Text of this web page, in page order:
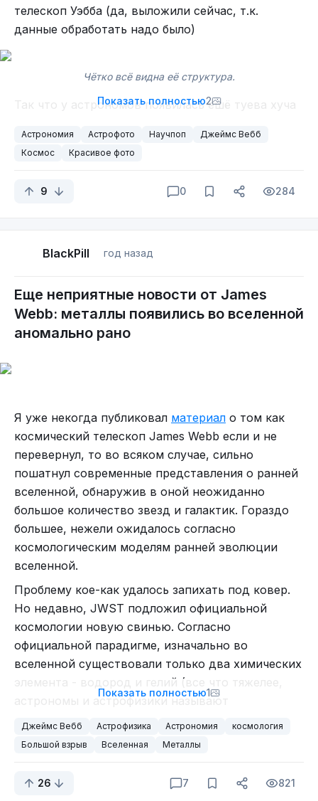
телескоп Уэбба (да, выложили сейчас, т.к.
данные обработать надо было)
Чётко всё видна её структура.
Так что у астрономов появилась ешё туева хуча
словом скучать им телескоп не даёт...
Показать полностью2
Астрономия Астрофото Научпоп
Джеймс Вебб
Космос
Красивое фото
9 0 284
BlackPill год назад
Еще неприятные новости от James
Webb: металлы появились во вселенной
аномально рано
Я уже некогда публиковал материал о том как
космический телескоп James Webb если и не
перевернул, то во всяком случае, сильно
пошатнул современные представления о ранней
вселенной, обнаружив в оной неожиданно
большое количество звезд и галактик. Гораздо
большее, нежели ожидалось согласно
космологическим моделям ранней эволюции
вселенной.
Проблему кое-как удалось запихать под ковер.
Но недавно, JWST подложил официальной
космологии новую свинью. Согласно
официальной парадигме, изначально во
вселенной существовали только два химических
элемента - водород и гелий (все что тяжелее,
астрономы и астрофизики называют
"металлами"), все более тяжелые элементы
появились уже только в ходе термоядерных
металлов было довольно мало. Многие
астрономы даже предполагают, что 5
Показать полностью1
Джеймс Вебб Астрофизика Астрономия
космология
Большой взрыв
Вселенная Металлы
26 7 821